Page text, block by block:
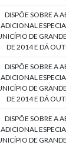
DISPÕE SOBRE A
ADICIONAL
DE
DE 2014 E DÁ
DISPÕE SOBRE A
ADICIONAL
DE
DE 2014 E DÁ
DISPÕE SOBRE A
ADICIONAL
DE